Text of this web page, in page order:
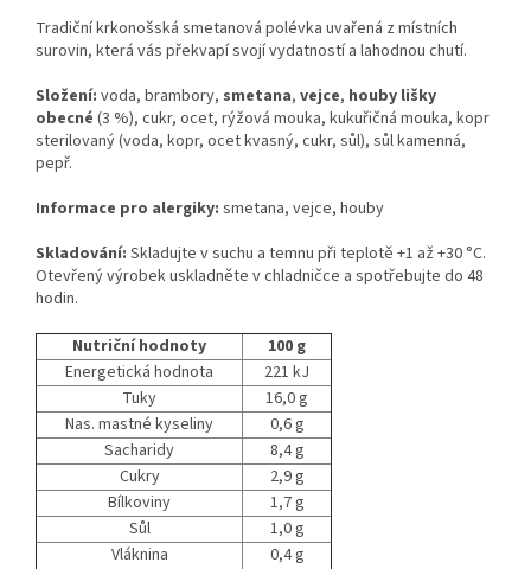
Tradiční krkonošská smetanová polévka uvařená z místních
surovin, která vás překvapí svojí vydatností a lahodnou chutí.
Složení: voda, brambory, smetana, vejce, houby lišky
obecné (3 %), cukr, ocet, rýžová mouka, kukuřičná mouka, kopr
sterilovaný (voda, kopr, ocet kvasný, cukr, sůl), sůl kamenná,
pepř.
Informace pro alergiky: smetana, vejce, houby
Skladování: Skladujte v suchu a temnu při teplotě +1 až +30 °C.
Otevřený výrobek uskladněte v chladničce a spotřebujte do 48
hodin.
Nutriční hodnoty
100 g
Energetická hodnota
221 kJ
Tuky
16,0 g
Nas. mastné kyseliny
0,6 g
Sacharidy
8,4 g
Cukry
2,9 g
Bílkoviny
1,7 g
Sůl
1,0 g
Vláknina
0,4 g